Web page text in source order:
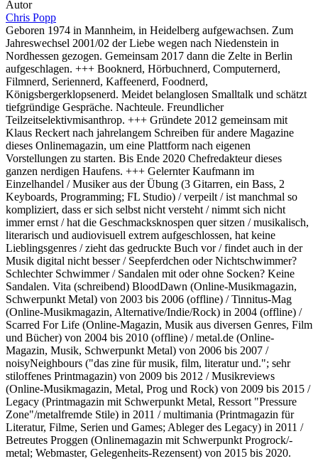
Autor
Chris Popp
Geboren 1974 in Mannheim, in Heidelberg aufgewachsen. Zum
Jahreswechsel 2001/02 der Liebe wegen nach Niedenstein in
Nordhessen gezogen. Gemeinsam 2017 dann die Zelte in Berlin
aufgeschlagen. +++ Booknerd, Hörbuchnerd, Computernerd,
Filmnerd, Seriennerd, Kaffeenerd, Foodnerd,
Königsbergerklopsenerd. Meidet belanglosen Smalltalk und schätzt
tiefgründige Gespräche. Nachteule. Freundlicher
Teilzeitselektivmisanthrop. +++ Gründete 2012 gemeinsam mit
Klaus Reckert nach jahrelangem Schreiben für andere Magazine
dieses Onlinemagazin, um eine Plattform nach eigenen
Vorstellungen zu starten. Bis Ende 2020 Chefredakteur dieses
ganzen nerdigen Haufens. +++ Gelernter Kaufmann im
Einzelhandel / Musiker aus der Übung (3 Gitarren, ein Bass, 2
Keyboards, Programming; FL Studio) / verpeilt / ist manchmal so
kompliziert, dass er sich selbst nicht versteht / nimmt sich nicht
immer ernst / hat die Geschmacksknospen quer sitzen / musikalisch,
literarisch und audiovisuell extrem aufgeschlossen, hat keine
Lieblingsgenres / zieht das gedruckte Buch vor / findet auch in der
Musik digital nicht besser / Seepferdchen oder Nichtschwimmer?
Schlechter Schwimmer / Sandalen mit oder ohne Socken? Keine
Sandalen. Vita (schreibend) BloodDawn (Online-Musikmagazin,
Schwerpunkt Metal) von 2003 bis 2006 (offline) / Tinnitus-Mag
(Online-Musikmagazin, Alternative/Indie/Rock) in 2004 (offline) /
Scarred For Life (Online-Magazin, Musik aus diversen Genres, Film
und Bücher) von 2004 bis 2010 (offline) / metal.de (Online-
Magazin, Musik, Schwerpunkt Metal) von 2006 bis 2007 /
noisyNeighbours ("das zine für musik, film, literatur und."; sehr
stiloffenes Printmagazin) von 2009 bis 2012 / Musikreviews
(Online-Musikmagazin, Metal, Prog und Rock) von 2009 bis 2015 /
Legacy (Printmagazin mit Schwerpunkt Metal, Ressort "Pressure
Zone"/metalfremde Stile) in 2011 / multimania (Printmagazin für
Literatur, Filme, Serien und Games; Ableger des Legacy) in 2011 /
Betreutes Proggen (Onlinemagazin mit Schwerpunkt Progrock/-
metal; Webmaster, Gelegenheits-Rezensent) von 2015 bis 2020.